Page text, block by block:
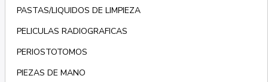
PASTAS/LIQUIDOS DE LIMPIEZA
PELICULAS RADIOGRAFICAS
PERIOSTOTOMOS
PIEZAS DE MANO